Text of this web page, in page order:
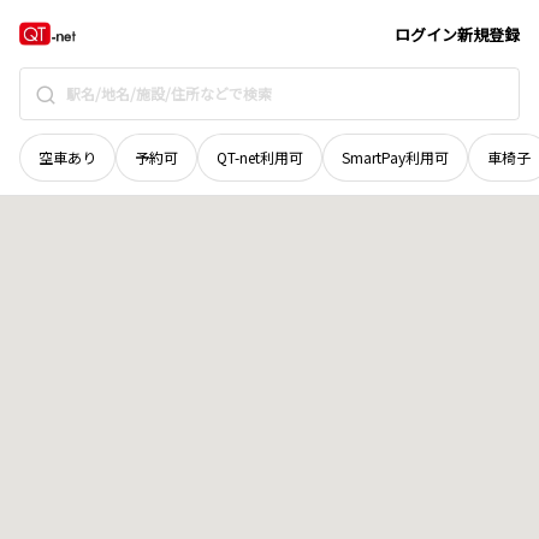
ログイン新規登録
空車あり 予約可 QT-net利用可 SmartPay利用可 車椅子
奈良県